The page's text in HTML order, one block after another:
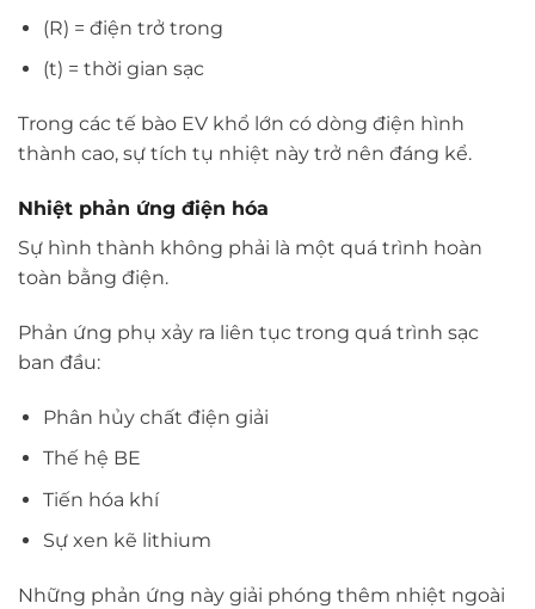
(R) = điện trở trong
(t) = thời gian sạc
Trong các tế bào EV khổ lớn có dòng điện hình
thành cao, sự tích tụ nhiệt này trở nên đáng kể.
Nhiệt phản ứng điện hóa
Sự hình thành không phải là một quá trình hoàn
toàn bằng điện.
Phản ứng phụ xảy ra liên tục trong quá trình sạc
ban đầu:
Phân hủy chất điện giải
Thế hệ BE
Tiến hóa khí
Sự xen kẽ lithium
Những phản ứng này giải phóng thêm nhiệt ngoài